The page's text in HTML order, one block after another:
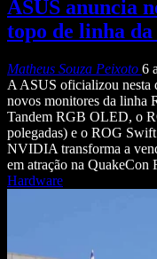
ASUS anuncia
topo de linha
Matheus Souza Peixoto 6
A ASUS oficializou nesta
novos monitores da linha
Tandem RGB OLED, o
polegadas) e o ROG
NVIDIA transforma a
em atração na
Hardware